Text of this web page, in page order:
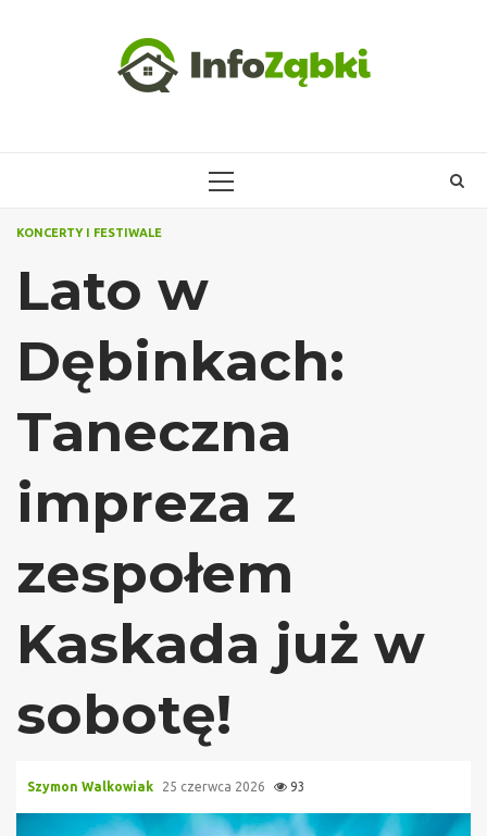
PRIMARY
KONCERTY I FESTIWALE
Lato w
Dębinkach:
Taneczna
impreza z
zespołem
Kaskada już w
sobotę!
Szymon Walkowiak 25 czerwca 2026 93